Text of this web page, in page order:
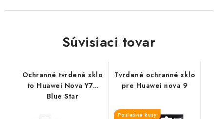
Súvisiaci tovar
Ochranné tvrdené sklo
to Huawei Nova Y70
Blue Star
Tvrdené ochranné sklo
pre Huawei nova 9
Posledné kusy